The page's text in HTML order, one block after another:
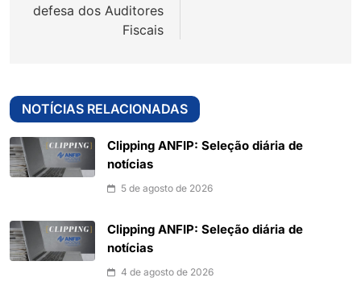
defesa dos Auditores
Fiscais
NOTÍCIAS RELACIONADAS
Clipping ANFIP: Seleção diária de
notícias
5 de agosto de 2026
Clipping ANFIP: Seleção diária de
notícias
4 de agosto de 2026